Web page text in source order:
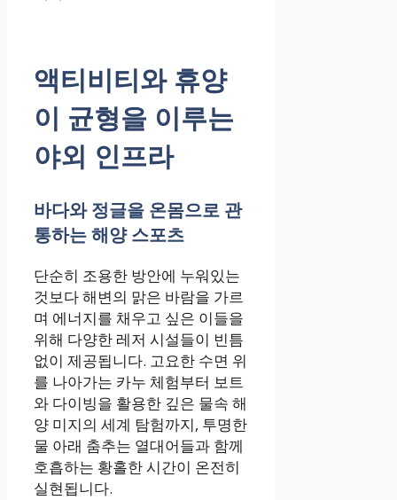
액티비티와 휴양
이 균형을 이루는
야외 인프라
바다와 정글을 온몸으로 관
통하는 해양 스포츠
단순히 조용한 방안에 누워있는
것보다 해변의 맑은 바람을 가르
며 에너지를 채우고 싶은 이들을
위해 다양한 레저 시설들이 빈틈
없이 제공됩니다. 고요한 수면 위
를 나아가는 카누 체험부터 보트
와 다이빙을 활용한 깊은 물속 해
양 미지의 세계 탐험까지, 투명한
물 아래 춤추는 열대어들과 함께
호흡하는 황홀한 시간이 온전히
실현됩니다.